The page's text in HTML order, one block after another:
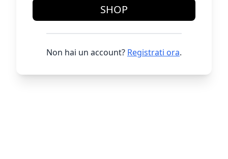
SHOP
Non hai un account? Registrati ora.